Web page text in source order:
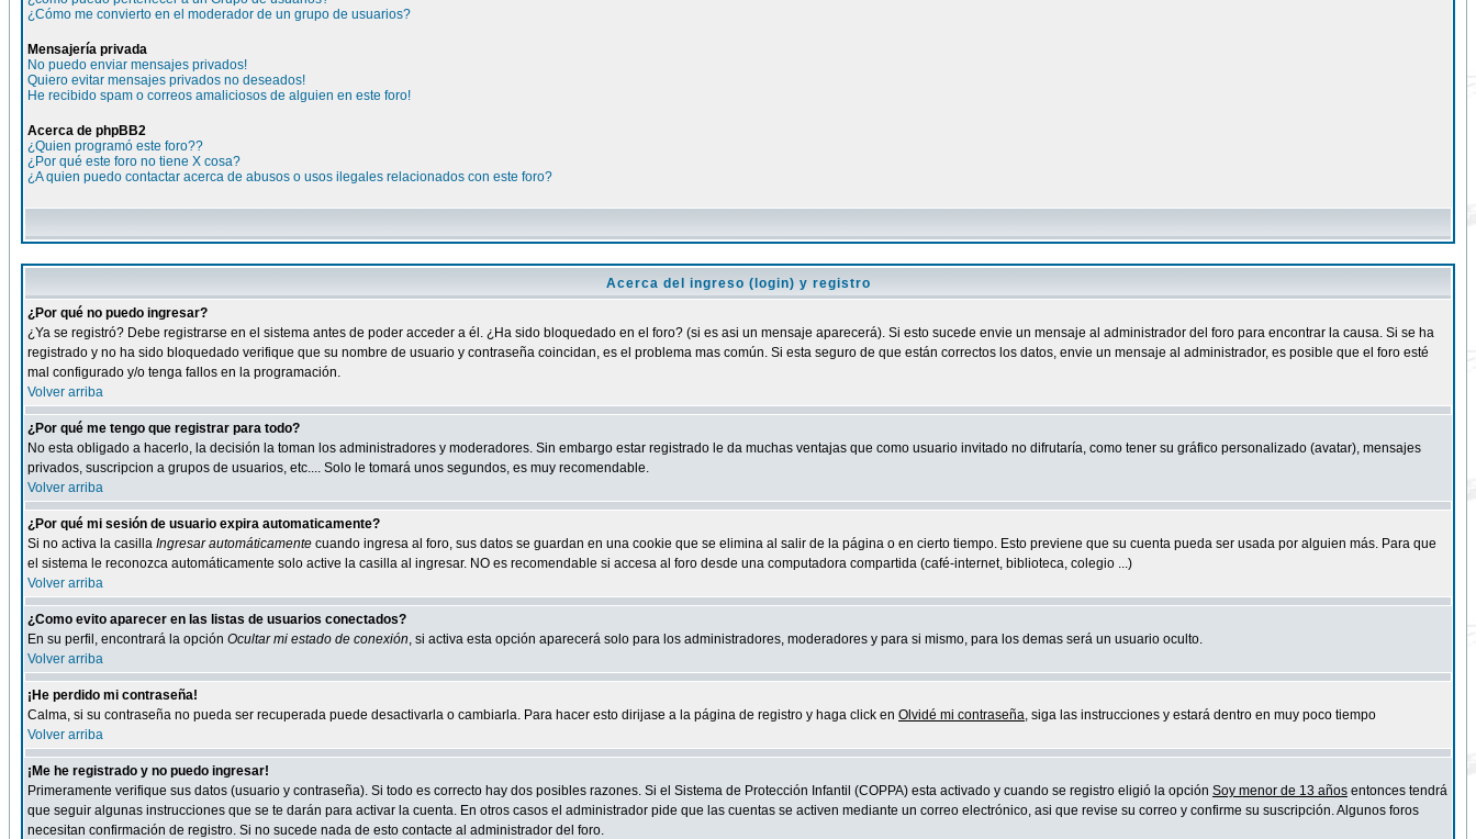
¿Cómo me convierto en el moderador de un grupo de usuarios?
Mensajería privada
No puedo enviar mensajes privados!
Quiero evitar mensajes privados no deseados!
He recibido spam o correos amaliciosos de alguien en este foro!
Acerca de phpBB2
¿Quien programó este foro??
¿Por qué este foro no tiene X cosa?
¿A quien puedo contactar acerca de abusos o usos ilegales relacionados con este foro?
Acerca del ingreso (login) y registro
¿Por qué no puedo ingresar?
¿Ya se registró? Debe registrarse en el sistema antes de poder acceder a él. ¿Ha sido bloquedado en el foro? (si es asi un mensaje aparecerá). Si esto sucede envie un mensaje al administrador del foro para encontrar la causa. Si se ha
registrado y no ha sido bloquedado verifique que su nombre de usuario y contraseña coincidan, es el problema mas común. Si esta seguro de que están correctos los datos, envie un mensaje al administrador, es posible que el foro esté
mal configurado y/o tenga fallos en la programación.
Volver arriba
¿Por qué me tengo que registrar para todo?
No esta obligado a hacerlo, la decisión la toman los administradores y moderadores. Sin embargo estar registrado le da muchas ventajas que como usuario invitado no difrutaría, como tener su gráfico personalizado (avatar), mensajes
privados, suscripcion a grupos de usuarios, etc.... Solo le tomará unos segundos, es muy recomendable.
Volver arriba
¿Por qué mi sesión de usuario expira automaticamente?
Si no activa la casilla Ingresar automáticamente cuando ingresa al foro, sus datos se guardan en una cookie que se elimina al salir de la página o en cierto tiempo. Esto previene que su cuenta pueda ser usada por alguien más. Para que
el sistema le reconozca automáticamente solo active la casilla al ingresar. NO es recomendable si accesa al foro desde una computadora compartida (café-internet, biblioteca, colegio ...)
Volver arriba
¿Como evito aparecer en las listas de usuarios conectados?
En su perfil, encontrará la opción Ocultar mi estado de conexión, si activa esta opción aparecerá solo para los administradores, moderadores y para si mismo, para los demas será un usuario oculto.
Volver arriba
¡He perdido mi contraseña!
Calma, si su contraseña no pueda ser recuperada puede desactivarla o cambiarla. Para hacer esto dirijase a la página de registro y haga click en Olvidé mi contraseña, siga las instrucciones y estará dentro en muy poco tiempo
Volver arriba
¡Me he registrado y no puedo ingresar!
Primeramente verifique sus datos (usuario y contraseña). Si todo es correcto hay dos posibles razones. Si el Sistema de Protección Infantil (COPPA) esta activado y cuando se registro eligió la opción Soy menor de 13 años entonces tendrá
que seguir algunas instrucciones que se te darán para activar la cuenta. En otros casos el administrador pide que las cuentas se activen mediante un correo electrónico, asi que revise su correo y confirme su suscripción. Algunos foros
necesitan confirmación de registro. Si no sucede nada de esto contacte al administrador del foro.